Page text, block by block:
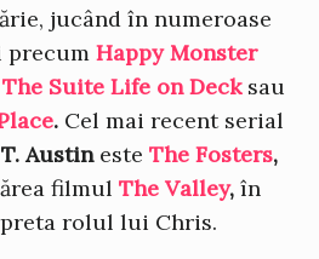
jucând în numeroase
precum Happy Monster
The Suite Life on Deck sau
. Cel mai recent serial
Austin este The Fosters,
filmul The Valley, în
rolul lui Chris.